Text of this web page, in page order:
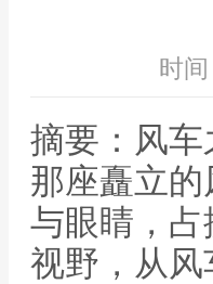
时
摘要：风
那座矗立
与眼睛，
视野，从